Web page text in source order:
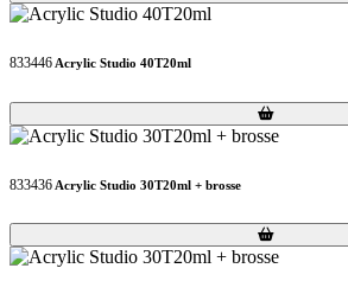
833446 Acrylic Studio 40T20ml
Loading...
Loading...
833436 Acrylic Studio 30T20ml + brosse
Loading...
Loading...